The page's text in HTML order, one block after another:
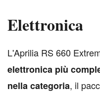
Elettronica
L'Aprilia RS 660
elettronica più
nella categoria, il